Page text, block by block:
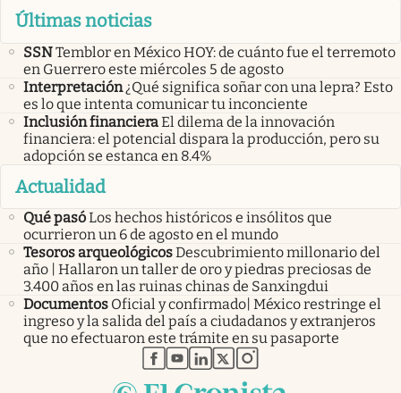
Últimas noticias
SSNTemblor en México HOY: de cuánto fue el terremoto
en Guerrero este miércoles 5 de agosto
Interpretación ¿Qué significa soñar con una lepra? Esto
es lo que intenta comunicar tu inconciente
Inclusión financieraEl dilema de la innovación
financiera: el potencial dispara la producción, pero su
adopción se estanca en 8.4%
Actualidad
Qué pasóLos hechos históricos e insólitos que
ocurrieron un 6 de agosto en el mundo
Tesoros arqueológicosDescubrimiento millonario del
año | Hallaron un taller de oro y piedras preciosas de
3.400 años en las ruinas chinas de Sanxingdui
Documentos Oficial y confirmado| México restringe el
ingreso y la salida del país a ciudadanos y extranjeros
que no efectuaron este trámite en su pasaporte
abre en nueva pestaña
abre en nueva pestaña
abre en nueva pestaña
abre en nueva pestaña
abre en nueva pestaña